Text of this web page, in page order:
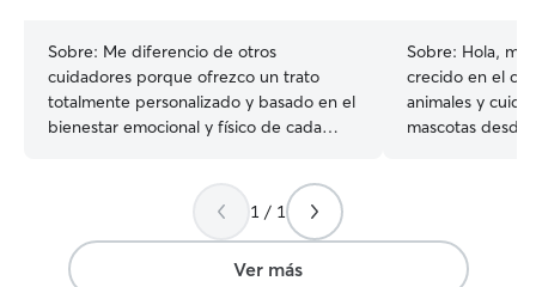
Sobre: Me diferencio de otros
cuidadores porque ofrezco un trato
totalmente personalizado y basado en el
bienestar emocional y físico de cada
realmente me involucro en su rutina,
comportamiento y comodidad, como si
fueran propios. Para mí, el cuidado de
mascotas no es una tarea más, sino una
Sobre: Hola, mi
crecido en el
animales y
mascotas
perfectamente
diferentes tipos
1 / 1
Ver más